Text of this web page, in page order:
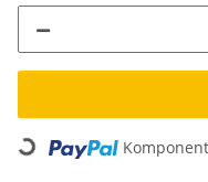
Loading...